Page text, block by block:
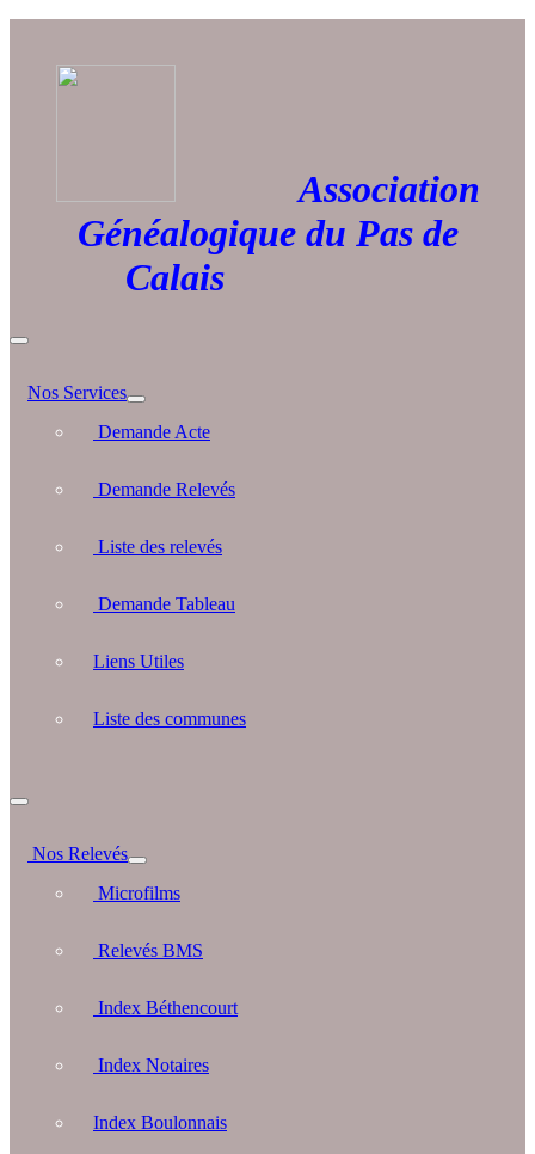
Association
Généalogique du Pas de
Calais
Nos Services
Demande Acte
Demande Relevés
Liste des relevés
Demande Tableau
Liens Utiles
Liste des communes
Nos Relevés
Microfilms
Relevés BMS
Index Béthencourt
Index Notaires
Index Boulonnais